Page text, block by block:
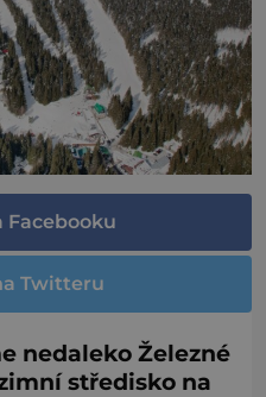
Facebooku
Twitteru
nedaleko Železné
středisko na